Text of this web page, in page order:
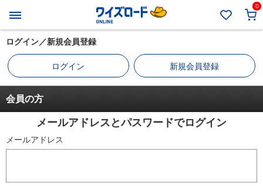
0
ログイン／新規会員登録
ログイン 新規会員登録
会員の方
メールアドレスとパスワードでログイン
メールアドレス